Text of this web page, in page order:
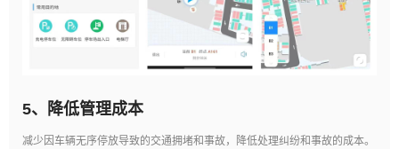
5、 降低管理成本
减少因车辆无序停放导致的交通拥堵和事故，降低处理纠纷和事故的成本。